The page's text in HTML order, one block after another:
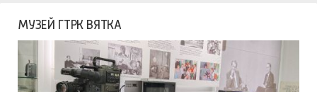
МУЗЕЙ ГТРК ВЯТКА